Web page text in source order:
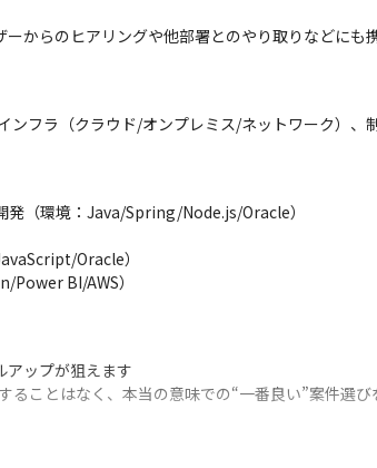
からのヒアリングや他部署とのやり取りなどにも
フラ（クラウド/オンプレミス/ネットワーク）、
発（環境：Java/Spring/Node.js/Oracle）
Oracle）
Power BI/AWS）
アップが狙えます
ることはなく、本当の意味での“一番良い”案件選